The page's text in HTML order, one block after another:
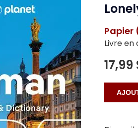
Papier
Livre en
17,99